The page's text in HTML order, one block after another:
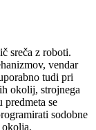
sreča z roboti.
vendar
tudi pri
okolij, strojnega
se
sodobne